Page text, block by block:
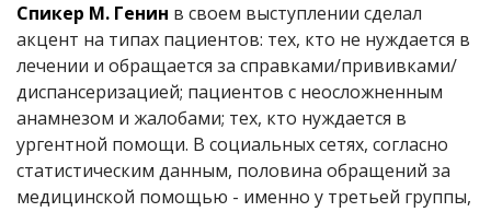
Спикер М. Генин в своем выступлении сделал
акцент на типах пациентов: тех, кто не нуждается в
лечении и обращается за справками/прививками/
диспансеризацией; пациентов с неосложненным
анамнезом и жалобами; тех, кто нуждается в
ургентной помощи. В социальных сетях, согласно
статистическим данным, половина обращений за
медицинской помощью - именно у третьей группы,